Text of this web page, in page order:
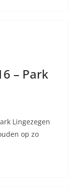
– Park
Lingezegen
op zo